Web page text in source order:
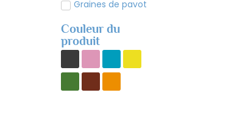
Graines de pavot
Couleur du
produit